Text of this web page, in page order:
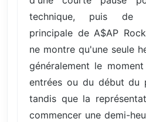
technique, puis de
principale de A$AP
ne montre qu'une seule
généralement le
entrées ou du début du
tandis que la
commencer une demi-